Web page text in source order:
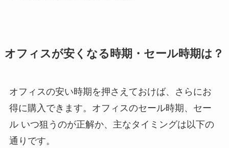
オフィスが安くなる時期・セール時期は？
オフィスの安い時期を押さえておけば、さらにお
得に購入できます。オフィスのセール時期、セー
ル いつ狙うのが正解か、主なタイミングは以下の
通りです。